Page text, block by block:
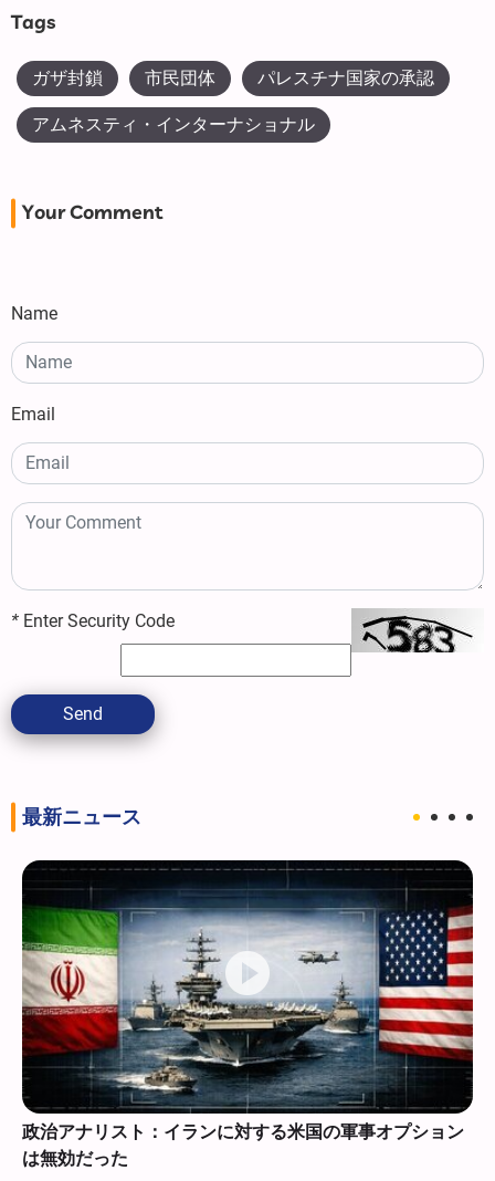
Tags
ガザ封鎖 市民団体 パレスチナ国家の承認
アムネスティ・インターナショナル
Your Comment
Name
Email
* Enter Security Code
Send
最新ニュース
政治アナリスト：イランに対する米国の軍事オプション
は無効だった